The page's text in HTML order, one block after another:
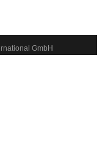
GmbH